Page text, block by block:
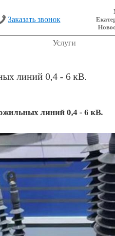
Заказать звонок
Услуги
линий 0,4 - 6 кВ.
линий 0,4 - 6 кВ.